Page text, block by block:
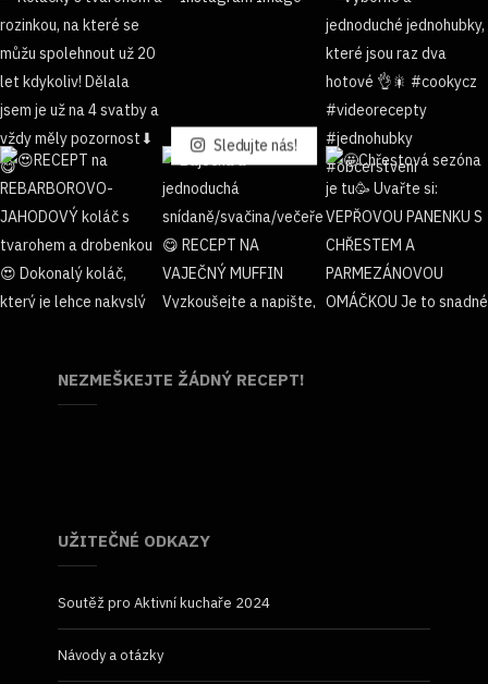
Sledujte nás!
NEZMEŠKEJTE ŽÁDNÝ RECEPT!
UŽITEČNÉ ODKAZY
Soutěž pro Aktivní kuchaře 2024
Návody a otázky